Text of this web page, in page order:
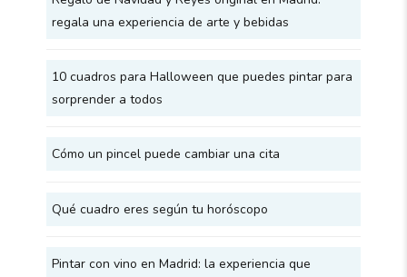
regala una experiencia de arte y bebidas
10 cuadros para Halloween que puedes pintar para
sorprender a todos
Cómo un pincel puede cambiar una cita
Qué cuadro eres según tu horóscopo
Pintar con vino en Madrid: la experiencia que